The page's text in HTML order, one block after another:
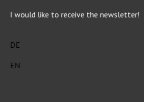
freihändigen Setzen roter
I would like to receive the newsletter!
DE
EN